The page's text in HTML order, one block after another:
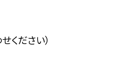
ください）